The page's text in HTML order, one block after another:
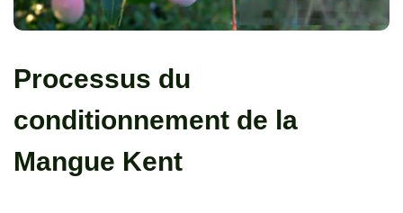
Processus du
conditionnement de la
Mangue Kent